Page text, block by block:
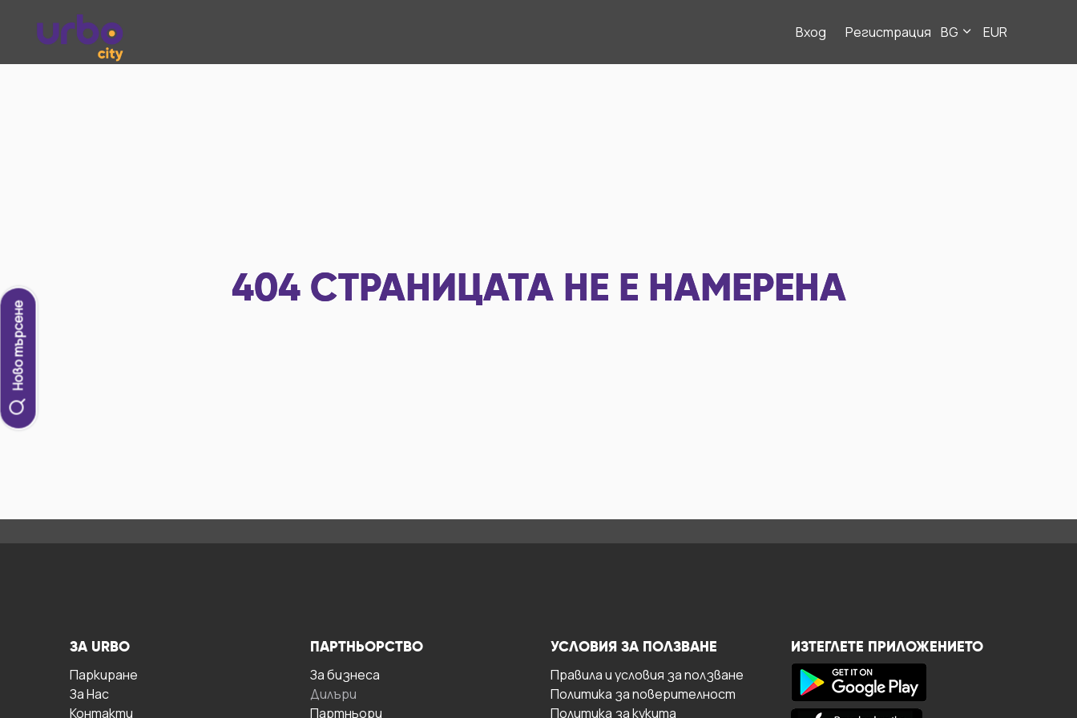
Вход Регистрация BG EUR
Ново търсене
404 СТРАНИЦАТА НЕ Е НАМЕРЕНА
ЗА URBO
Паркиране
За Hас
Контакти
ПАРТНЬОРСТВО
За бизнесa
Дилъри
Партньори
УСЛОВИЯ ЗА ПОЛЗВАНЕ
Правила и условия за ползване
Политика за поверителност
Политика за кукита
ИЗТЕГЛЕТЕ ПРИЛОЖЕНИЕТО